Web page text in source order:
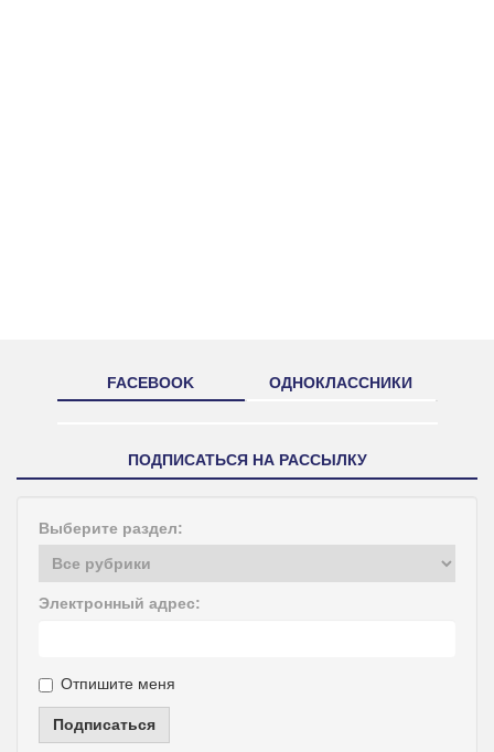
FACEBOOK ОДНОКЛАССНИКИ
ПОДПИСАТЬСЯ НА РАССЫЛКУ
Выберите раздел:
Электронный адрес:
Отпишите меня
Подписаться